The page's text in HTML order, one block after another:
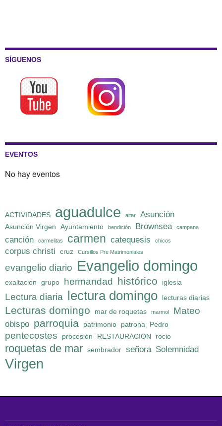
SÍGUENOS
EVENTOS
No hay eventos
ACTIVIDADES aguadulce altar Asunción
Asunción Virgen Ayuntamiento bendición Brownsea campana
canción carmelitas carmen catequesis chicos
corpus christi cruz Cursillos Pre Matrimoniales
evangelio diario Evangelio domingo
exaltacion grupo hermandad histórico iglesia
Lectura diaria lectura domingo lecturas diarias
Lecturas domingo mar de roquetas marmol Mateo
obispo parroquia patrimonio patrona Pedro
pentecostes procesión RESTAURACION rocio
roquetas de mar sembrador señora Solemnidad
Virgen